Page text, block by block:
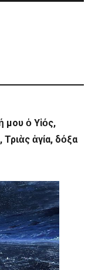
μου ὁ Υἱός,
ἁγία, δόξα